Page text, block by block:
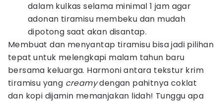
dalam kulkas selama minimal 1 jam agar
adonan tiramisu membeku dan mudah
dipotong saat akan disantap.
Membuat dan menyantap tiramisu bisa jadi pilihan
tepat untuk melengkapi malam tahun baru
bersama keluarga. Harmoni antara tekstur krim
tiramisu yang creamydengan pahitnya coklat
dan kopi dijamin memanjakan lidah! Tunggu apa